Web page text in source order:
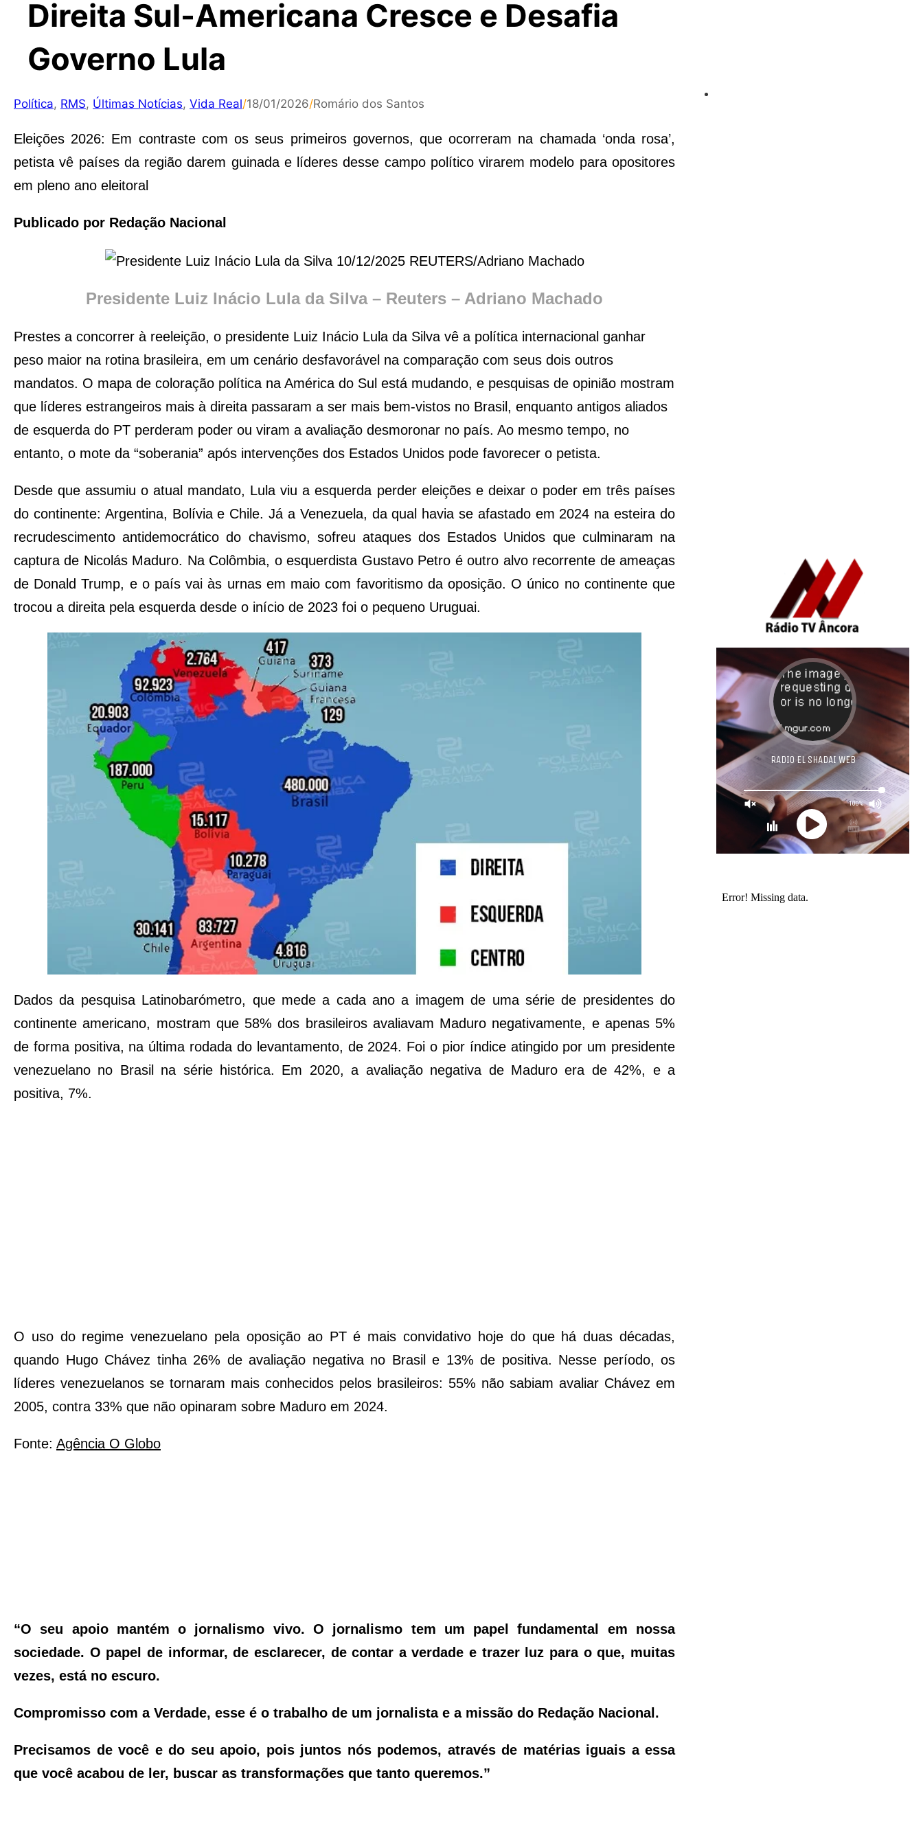
Direita Sul-Americana Cresce e Desafia
Governo Lula
Política, RMS, Últimas Notícias, Vida Real/18/01/2026/Romário dos Santos
Eleições 2026: Em contraste com os seus primeiros governos, que ocorreram na chamada ‘onda rosa’,
petista vê países da região darem guinada e líderes desse campo político virarem modelo para opositores
em pleno ano eleitoral
Publicado por Redação Nacional
Presidente Luiz Inácio Lula da Silva – Reuters – Adriano Machado
Prestes a concorrer à reeleição, o presidente Luiz Inácio Lula da Silva vê a política internacional ganhar
peso maior na rotina brasileira, em um cenário desfavorável na comparação com seus dois outros
mandatos. O mapa de coloração política na América do Sul está mudando, e pesquisas de opinião mostram
que líderes estrangeiros mais à direita passaram a ser mais bem-vistos no Brasil, enquanto antigos aliados
de esquerda do PT perderam poder ou viram a avaliação desmoronar no país. Ao mesmo tempo, no
entanto, o mote da “soberania” após intervenções dos Estados Unidos pode favorecer o petista.
Desde que assumiu o atual mandato, Lula viu a esquerda perder eleições e deixar o poder em três países
do continente: Argentina, Bolívia e Chile. Já a Venezuela, da qual havia se afastado em 2024 na esteira do
recrudescimento antidemocrático do chavismo, sofreu ataques dos Estados Unidos que culminaram na
captura de Nicolás Maduro. Na Colômbia, o esquerdista Gustavo Petro é outro alvo recorrente de ameaças
de Donald Trump, e o país vai às urnas em maio com favoritismo da oposição. O único no continente que
trocou a direita pela esquerda desde o início de 2023 foi o pequeno Uruguai.
Dados da pesquisa Latinobarómetro, que mede a cada ano a imagem de uma série de presidentes do
continente americano, mostram que 58% dos brasileiros avaliavam Maduro negativamente, e apenas 5%
de forma positiva, na última rodada do levantamento, de 2024. Foi o pior índice atingido por um presidente
venezuelano no Brasil na série histórica. Em 2020, a avaliação negativa de Maduro era de 42%, e a
positiva, 7%.
O uso do regime venezuelano pela oposição ao PT é mais convidativo hoje do que há duas décadas,
quando Hugo Chávez tinha 26% de avaliação negativa no Brasil e 13% de positiva. Nesse período, os
líderes venezuelanos se tornaram mais conhecidos pelos brasileiros: 55% não sabiam avaliar Chávez em
2005, contra 33% que não opinaram sobre Maduro em 2024.
Fonte: Agência O Globo
“O seu apoio mantém o jornalismo vivo. O jornalismo tem um papel fundamental em nossa
sociedade. O papel de informar, de esclarecer, de contar a verdade e trazer luz para o que, muitas
vezes, está no escuro.
Compromisso com a Verdade, esse é o trabalho de um jornalista e a missão do Redação Nacional.
Precisamos de você e do seu apoio, pois juntos nós podemos, através de matérias iguais a essa
que você acabou de ler, buscar as transformações que tanto queremos.”